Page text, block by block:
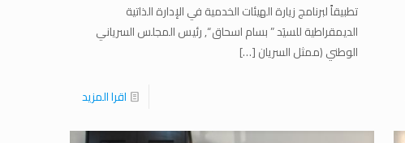
تطبيقاً لبرنامج زيارة الهيئات الخدمية في الإدارة الذاتية
الديمقراطية للسيَد ” بسام اسحاق “, رئيس المجلس السرياني
الوطني (ممثل السريان[…]
اقرا المزيد